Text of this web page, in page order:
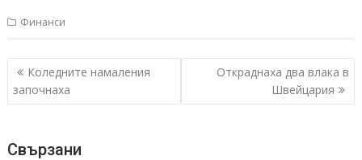
Финанси
Навигация
Коледните намаления
започнаха
Откраднаха два влака в
Швейцария
Свързани